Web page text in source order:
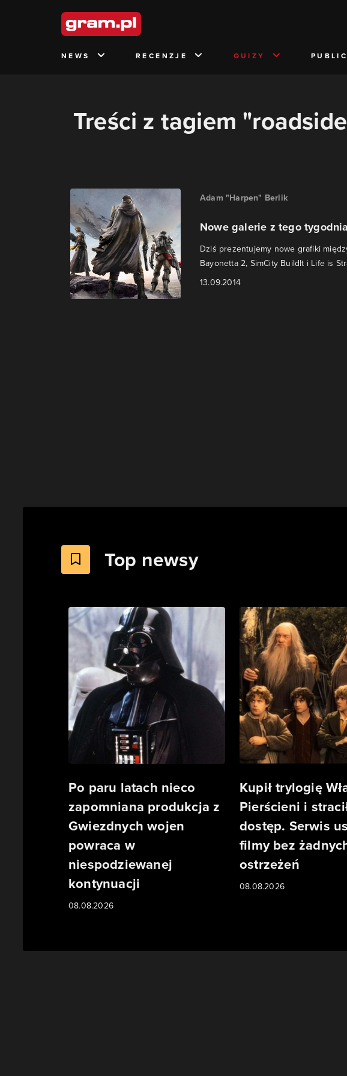
NEWS RECENZJE QUIZY
Treści z tagiem
Adam "Harpen" Berlik
Nowe galerie z tego
Dziś prezentujemy nowe grafiki
Bayonetta 2, SimCity BuildIt i Life is
13.09.2014
Top newsy
Po paru latach nieco
zapomniana produkcja z
Gwiezdnych wojen
powraca w
niespodziewanej
kontynuacji
08.08.2026
Kupił trylogię
Pierścieni i
dostęp. Serwis
filmy bez
ostrzeżeń
08.08.2026